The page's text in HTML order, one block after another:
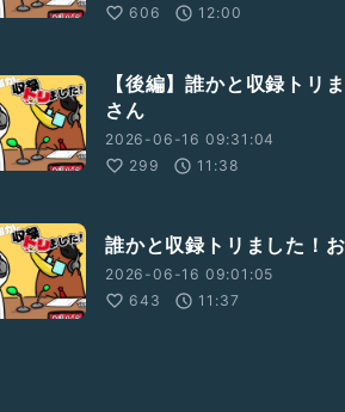
606
12:00
【後編】誰かと収録ト
さん
2026-06-16 09:31:04
299
11:38
誰かと収録トリました！
2026-06-16 09:01:05
643
11:37